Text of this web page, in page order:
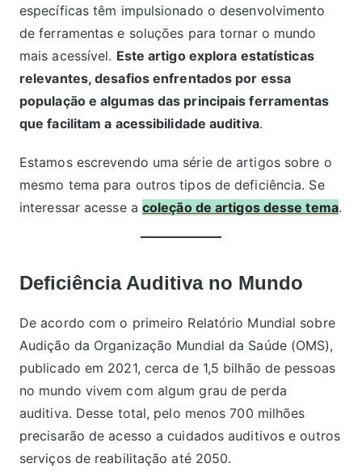
específicas têm impulsionado o desenvolvimento
de ferramentas e soluções para tornar o mundo
mais acessível. Este artigo explora estatísticas
relevantes, desafios enfrentados por essa
população e algumas das principais ferramentas
que facilitam a acessibilidade auditiva.
Estamos escrevendo uma série de artigos sobre o
mesmo tema para outros tipos de deficiência. Se
interessar acesse a coleção de artigos desse tema.
Deficiência Auditiva no Mundo
De acordo com o primeiro Relatório Mundial sobre
Audição da Organização Mundial da Saúde (OMS),
publicado em 2021, cerca de 1,5 bilhão de pessoas
no mundo vivem com algum grau de perda
auditiva. Desse total, pelo menos 700 milhões
precisarão de acesso a cuidados auditivos e outros
serviços de reabilitação até 2050.